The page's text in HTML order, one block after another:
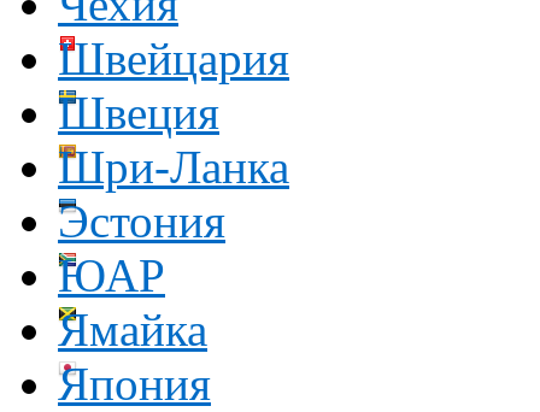
Швейцария
Швеция
Шри-Ланка
Эстония
ЮАР
Ямайка
Япония